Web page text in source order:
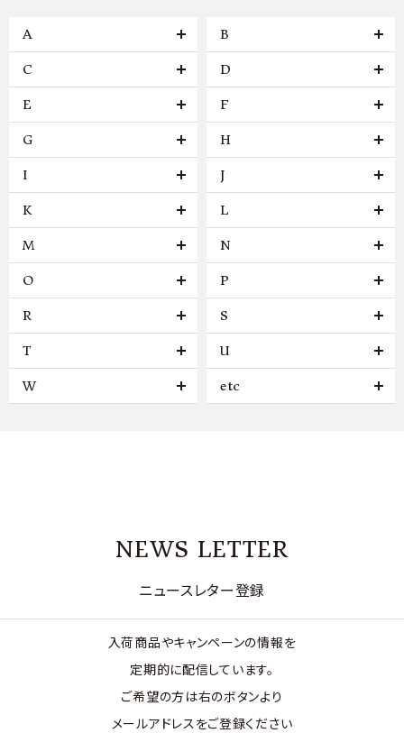
A B
C D
E F
G H
I J
K L
M N
O P
R S
T U
W etc
NEWS LETTER
ニュースレター登録
入荷商品やキャンペーンの情報を
定期的に配信しています。
ご希望の方は右のボタンより
メールアドレスをご登録ください